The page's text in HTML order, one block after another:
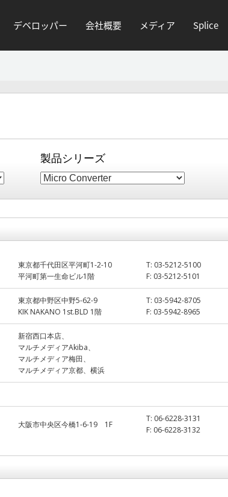
デベロッパー 会社概要 メディア Splice
製品シリーズ
東京都千代田区平河町1-2-10
平河町第一生命ビル1階
T: 03-5212-5100
F: 03-5212-5101
東京都中野区中野5-62-9
KIK NAKANO 1st.BLD 1階
T: 03-5942-8705
F: 03-5942-8965
新宿西口本店、
マルチメディアAkiba、
マルチメディア梅田、
マルチメディア京都、横浜
大阪市中央区今橋1-6-19 1F
T: 06-6228-3131
F: 06-6228-3132